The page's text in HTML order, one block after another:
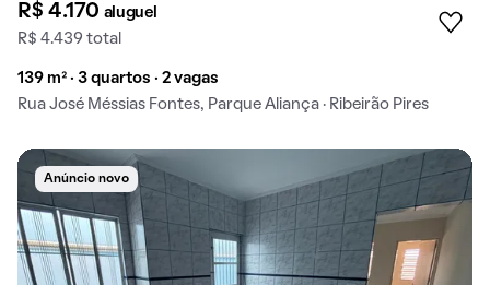
R$ 4.170 aluguel
R$ 4.439 total
139 m² · 3 quartos · 2 vagas
Rua José Méssias Fontes, Parque Aliança · Ribeirão Pires
Anúncio novo